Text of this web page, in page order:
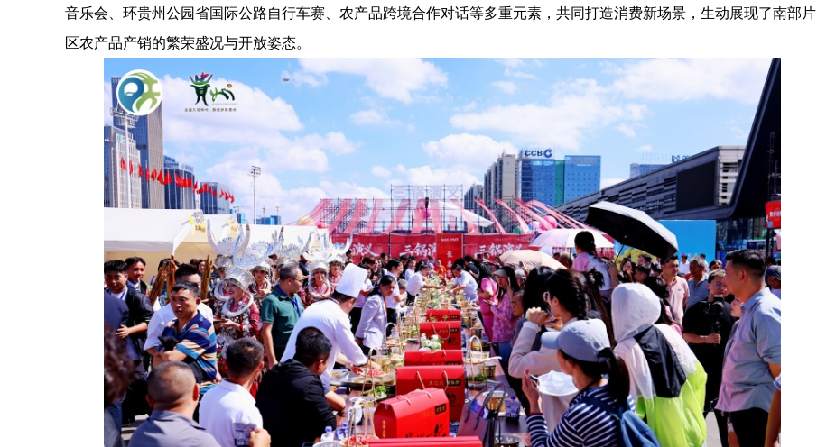
音乐会、环贵州公园省国际公路自行车赛、农产品跨境合作对话等多重元素，共同打造消费新场景，生动展现了南部片
区农产品产销的繁荣盛况与开放姿态。